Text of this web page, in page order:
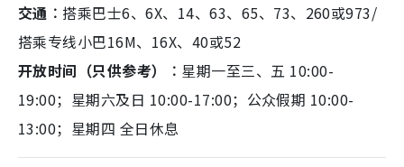
交通︰ 搭乘巴士6、6X、14、63、65、73、260或973/
搭乘专线小巴16M、16X、40或52
开放时间（只供参考）︰ 星期一至三、五 10:00-
19:00；星期六及日 10:00-17:00；公众假期 10:00-
13:00；星期四 全日休息